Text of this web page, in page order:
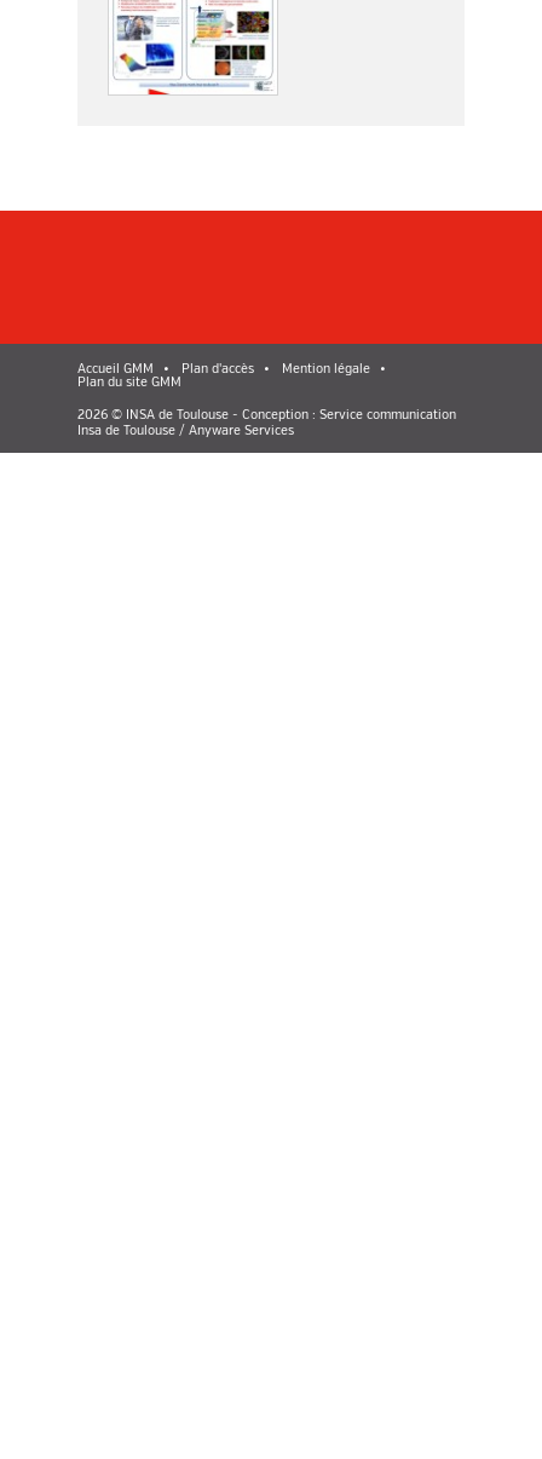
Accueil GMM Plan d'accès
Mention légale
Plan du site GMM
2026 © INSA de Toulouse - Conception : Service communication
Insa de Toulouse / Anyware Services